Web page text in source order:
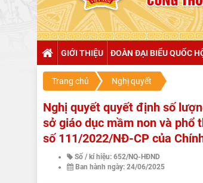
GIỚI THIỆU ĐOÀN ĐẠI BIỂU QUỐC
Trang chủ Nghị quyết
Nghị quyết quyết định số
sở giáo dục mầm non và phổ
số 111/2022/NĐ-CP của
Số / kí hiệu: 652/NQ-HĐND
Ban hành ngày: 24/06/2025